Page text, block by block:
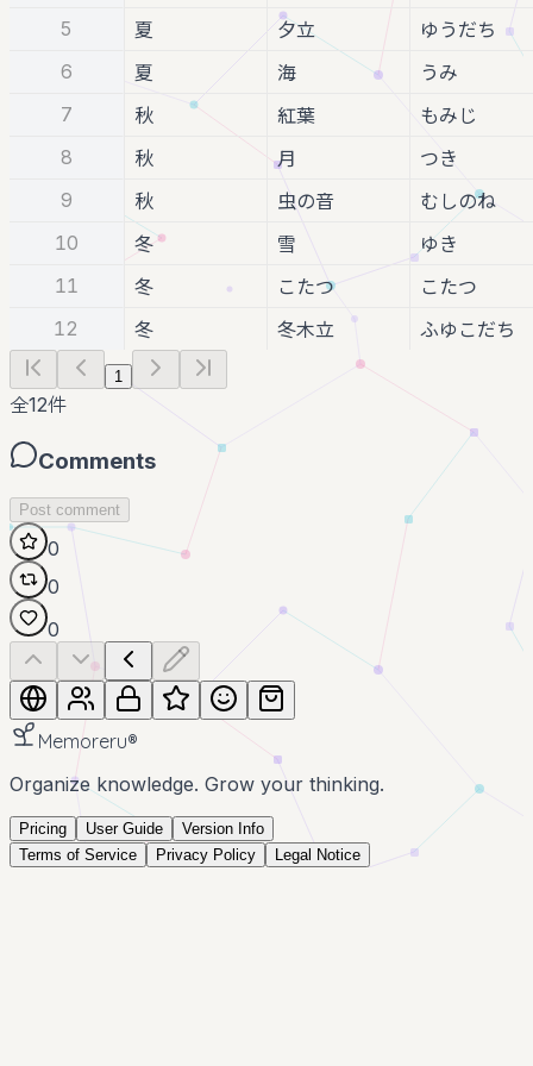
5
夏 夕立
ゆうだち
6
夏 海
うみ
7
秋 紅葉
もみじ
8
秋 月
つき
9
秋 虫の音
むしのね
10
冬 雪
ゆき
11
冬 こたつ
こたつ
12
冬 冬木立 ふゆこだち
1
全12件
Comments
Post comment
0
0
0
Memoreru®
Organize knowledge. Grow your thinking.
Pricing User Guide
Version Info
Terms of Service
Privacy Policy Legal Notice